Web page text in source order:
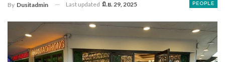
PEOPLE
By Dusitadmin Last updated มิ.ย. 29, 2025